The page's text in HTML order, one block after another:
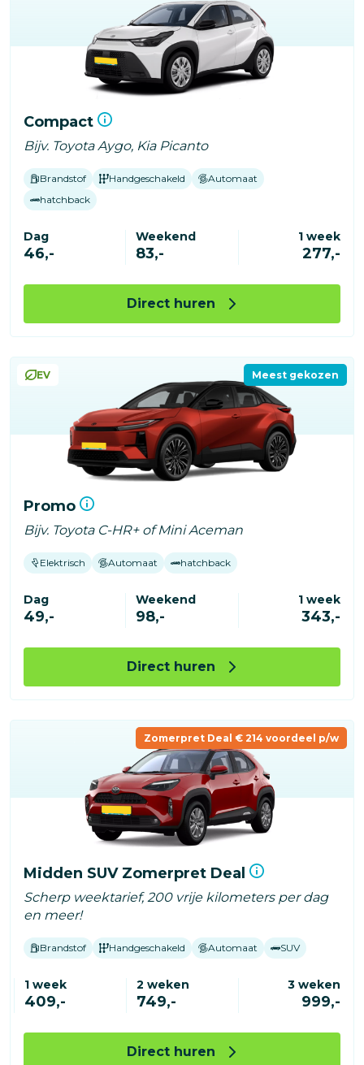
Compact
Bijv. Toyota Aygo, Kia Picanto
Brandstof Handgeschakeld
Automaat
hatchback
Dag
46,-
Weekend
83,-
1 week
277,-
Direct huren
EV Meest gekozen
Promo
Bijv. Toyota C-HR+ of Mini Aceman
Elektrisch Automaat hatchback
Dag
49,-
Weekend
98,-
1 week
343,-
Direct huren
Zomerpret Deal € 214 voordeel p/w
Midden SUV Zomerpret Deal
Scherp weektarief, 200 vrije kilometers per dag
en meer!
Brandstof Handgeschakeld Automaat SUV
1 week
409,-
2 weken
749,-
3 weken
999,-
Direct huren